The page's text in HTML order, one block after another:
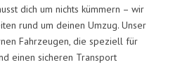
dich um nichts kümmern – wir
rund um deinen Umzug. Unser
Fahrzeugen, die speziell für
einen sicheren Transport